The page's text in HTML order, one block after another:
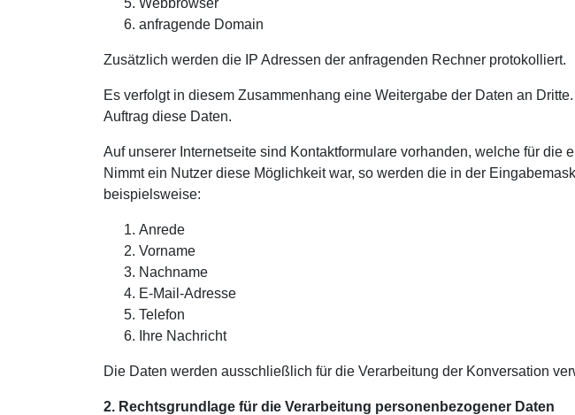
Webbrowser
anfragende Domain
Zusätzlich werden die IP Adressen der anfragenden Rechner protokolliert.
Es verfolgt in diesem Zusammenhang eine Weitergabe der Daten an
Auftrag diese Daten.
Auf unserer Internetseite sind Kontaktformulare vorhanden, welche für
Nimmt ein Nutzer diese Möglichkeit war, so werden die in der
beispielsweise:
Anrede
Vorname
Nachname
E-Mail-Adresse
Telefon
Ihre Nachricht
Die Daten werden ausschließlich für die Verarbeitung der Konversation
2. Rechtsgrundlage für die Verarbeitung personenbezogener Daten